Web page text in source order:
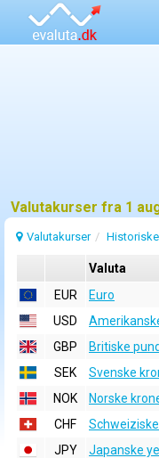
Valutakurser fra 1
Valutakurser
Valuta
EUR
Euro
USD
GBP
Britiske pund
SEK
Svenske
NOK
Norske
CHF
JPY
Japanske